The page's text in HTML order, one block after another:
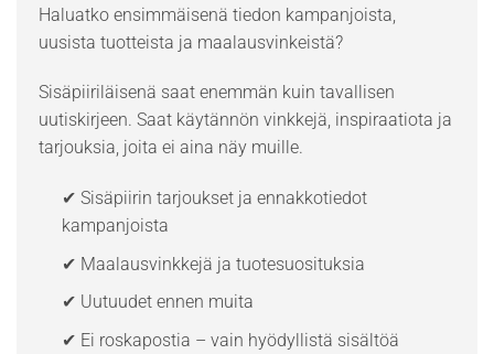
Haluatko ensimmäisenä tiedon kampanjoista,
uusista tuotteista ja maalausvinkeistä?
Sisäpiiriläisenä saat enemmän kuin tavallisen
uutiskirjeen. Saat käytännön vinkkejä, inspiraatiota ja
tarjouksia, joita ei aina näy muille.
✔ Sisäpiirin tarjoukset ja ennakkotiedot
kampanjoista
✔ Maalausvinkkejä ja tuotesuosituksia
✔ Uutuudet ennen muita
✔ Ei roskapostia – vain hyödyllistä sisältöä